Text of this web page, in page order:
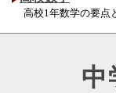
高校1年数学の要点
中